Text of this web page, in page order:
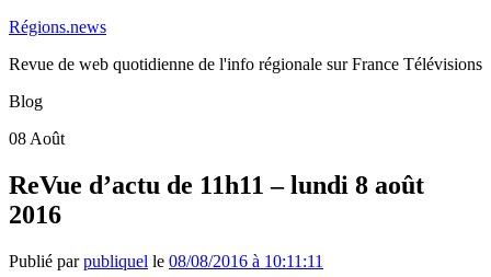
Régions.news
Revue de web quotidienne de l'info régionale sur France Télévisions
Blog
08 Août
ReVue d’actu de 11h11 – lundi 8 août
2016
Publié parpubliquel le 08/08/2016 à 10:11:11